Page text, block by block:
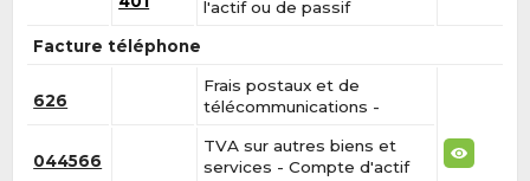
l'actif ou de passif
Facture téléphone
626
Frais postaux et de
télécommunications -
044566
TVA sur autres biens et
services - Compte d'actif